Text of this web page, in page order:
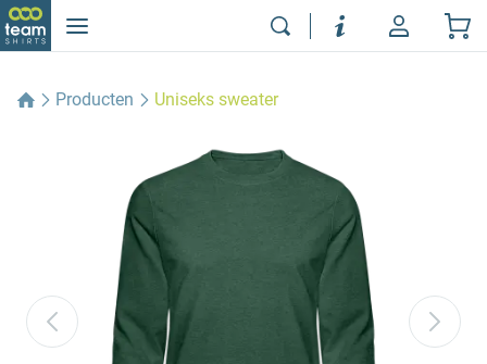
Producten Uniseks sweater